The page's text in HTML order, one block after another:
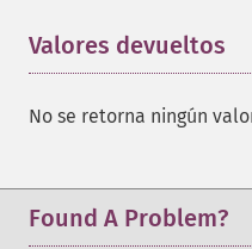
Valores devueltos
No se retorna ningún
Found A Problem?